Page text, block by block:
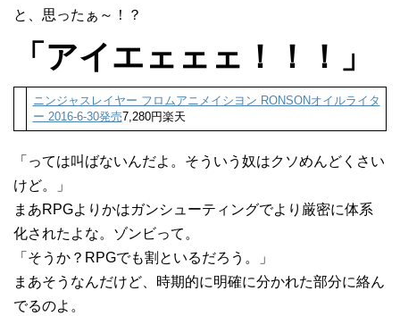
と、思ったぁ～！？
「アイエェェェ！！！」
ニンジャスレイヤー フロムアニメイシヨン RONSONオイルライタ
ー 2016-6-30発売7,280円楽天
「っては叫ばないんだよ。そういう奴はクソめんどくさい
けど。」
まあRPGよりかはガンシューティングでより厳密に体系
化されたよな。ゾンビって。
「そうか？RPGでも割といるだろう。」
まあそうなんだけど、時期的に明確に分かれた部分に絡ん
でるのよ。